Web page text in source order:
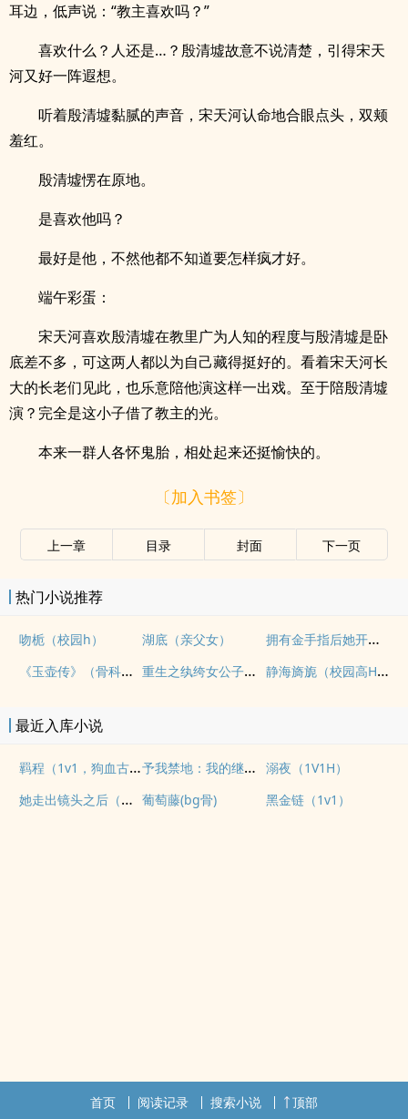
耳边，低声说：“教主喜欢吗？”
喜欢什么？人还是…？殷清墟故意不说清楚，引得宋天
河又好一阵遐想。
听着殷清墟黏腻的声音，宋天河认命地合眼点头，双颊
羞红。
殷清墟愣在原地。
是喜欢他吗？
最好是他，不然他都不知道要怎样疯才好。
端午彩蛋：
宋天河喜欢殷清墟在教里广为人知的程度与殷清墟是卧
底差不多，可这两人都以为自己藏得挺好的。看着宋天河长
大的长老们见此，也乐意陪他演这样一出戏。至于陪殷清墟
演？完全是这小子借了教主的光。
本来一群人各怀鬼胎，相处起来还挺愉快的。
〔加入书签〕
上一章 目录 封面 下一页
热门小说推荐
吻栀（校园h） 湖底（亲父女）
拥有金手指后她开始为所欲为（nph）
《玉壶传》（骨科）（兄妹）（np）
重生之纨绔女公子（NPH） 静海旖旎（校园高H）
最近入库小说
羁程（1v1，狗血古早） 予我禁地：我的继子不对劲 溺夜（1V1H）
她走出镜头之后（纯爱 1v1 葡萄藤(bg骨) 黑金链（1v1）
首页 阅读记录 搜索小说 顶部